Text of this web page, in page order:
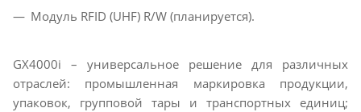
Модуль RFID (UHF) R/W (планируется).
GX4000i – универсальное решение для различных
отраслей: промышленная маркировка продукции,
упаковок, групповой тары и транспортных единиц;